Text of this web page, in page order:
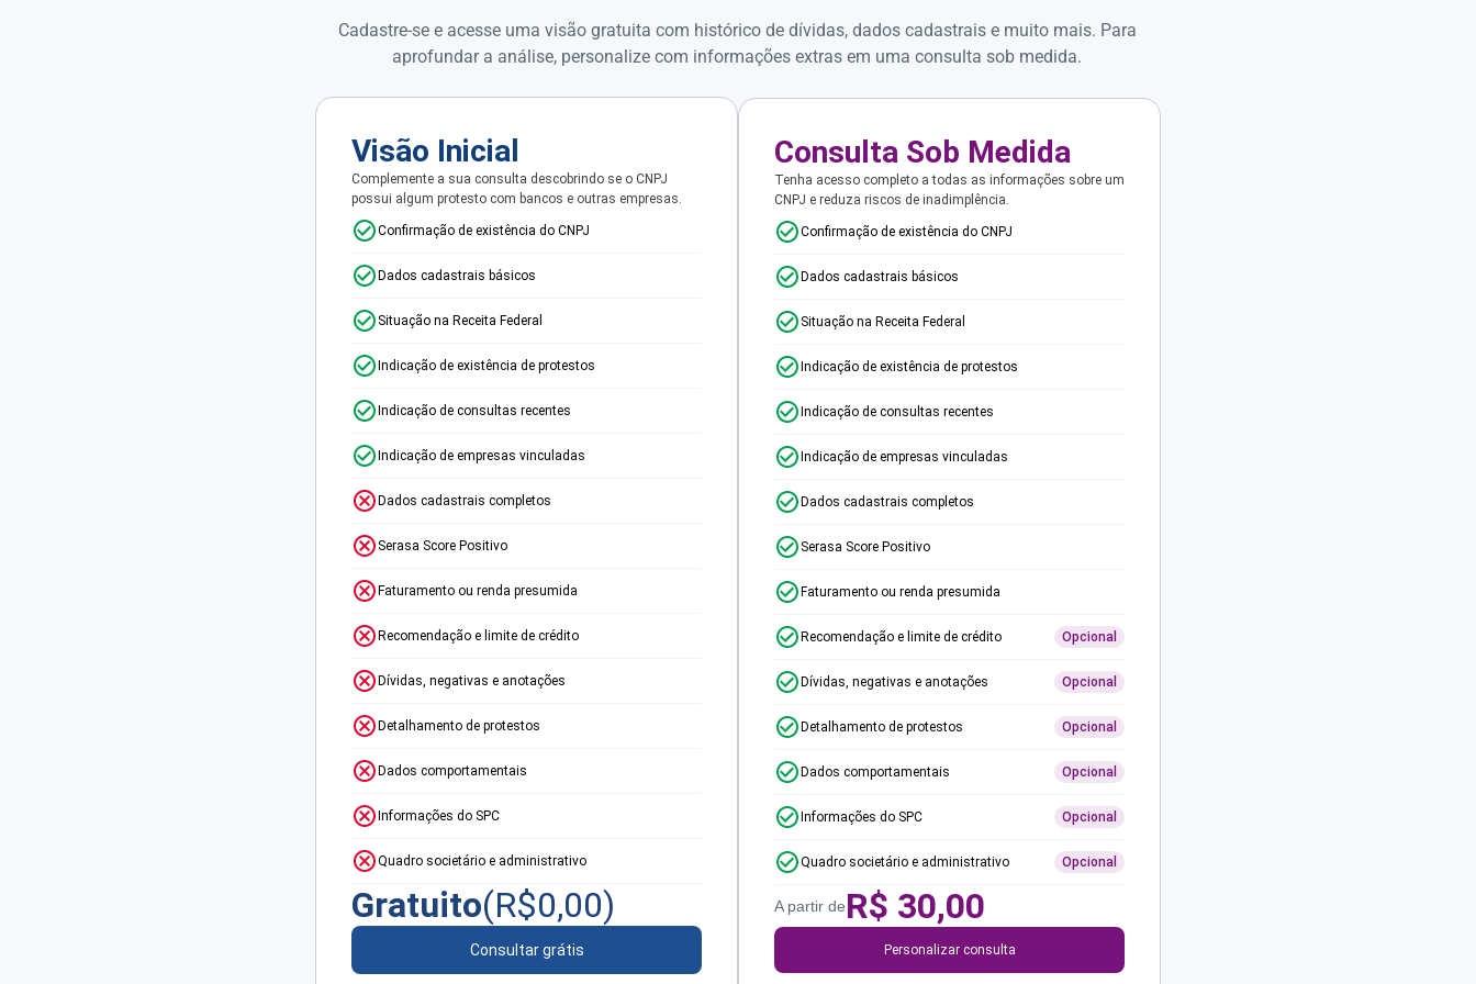
Cadastre-se e acesse uma visão gratuita com histórico de dívidas, dados cadastrais e muito mais. Para
aprofundar a análise, personalize com informações extras em uma consulta sob medida.
Visão Inicial
Complemente a sua consulta descobrindo se o CNPJ
possui algum protesto com bancos e outras empresas.
Confirmação de existência do CNPJ
Dados cadastrais básicos
Situação na Receita Federal
Indicação de existência de protestos
Indicação de consultas recentes
Indicação de empresas vinculadas
Dados cadastrais completos
Serasa Score Positivo
Faturamento ou renda presumida
Recomendação e limite de crédito
Dívidas, negativas e anotações
Detalhamento de protestos
Dados comportamentais
Informações do SPC
Quadro societário e administrativo
Gratuito(R$0,00)
Consultar grátis
Consulta Sob Medida
Tenha acesso completo a todas as informações sobre um
CNPJ e reduza riscos de inadimplência.
Confirmação de existência do CNPJ
Dados cadastrais básicos
Situação na Receita Federal
Indicação de existência de protestos
Indicação de consultas recentes
Indicação de empresas vinculadas
Dados cadastrais completos
Serasa Score Positivo
Faturamento ou renda presumida
Recomendação e limite de crédito Opcional
Dívidas, negativas e anotações Opcional
Detalhamento de protestos Opcional
Dados comportamentais Opcional
Informações do SPC Opcional
Quadro societário e administrativo Opcional
A partir deR$ 30,00
Personalizar consulta